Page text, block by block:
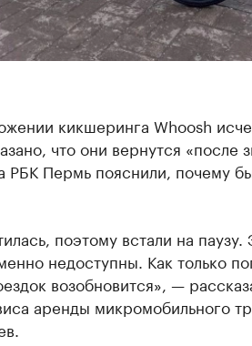
кикшеринга Whoosh
что они вернутся «после
РБК Пермь пояснили, почему
поэтому встали на
недоступны. Как только
возобновится», —
аренды микромобильного